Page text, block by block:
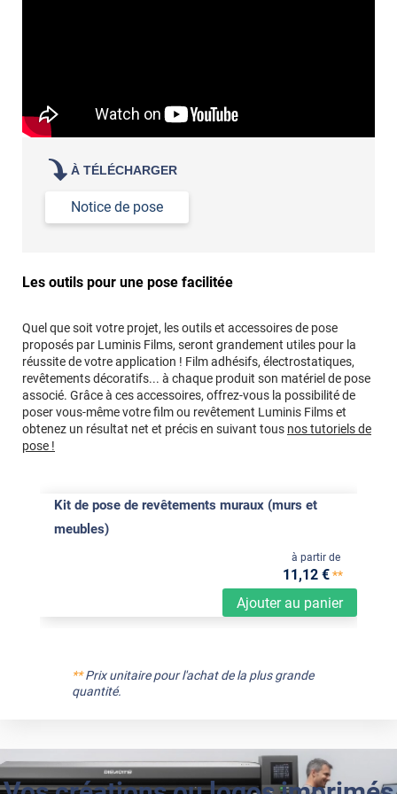
À TÉLÉCHARGER
Notice de pose
Les outils pour une pose facilitée
Quel que soit votre projet, les outils et accessoires de pose
proposés par Luminis Films, seront grandement utiles pour la
réussite de votre application ! Film adhésifs, électrostatiques,
revêtements décoratifs... à chaque produit son matériel de pose
associé. Grâce à ces accessoires, offrez-vous la possibilité de
poser vous-même votre film ou revêtement Luminis Films et
obtenez un résultat net et précis en suivant tous nos tutoriels de
pose !
Kit de pose de revêtements muraux (murs et
meubles)
Ajouter au panier
à partir de
11,12 €**
**Prix unitaire pour l'achat de la plus grande
quantité.